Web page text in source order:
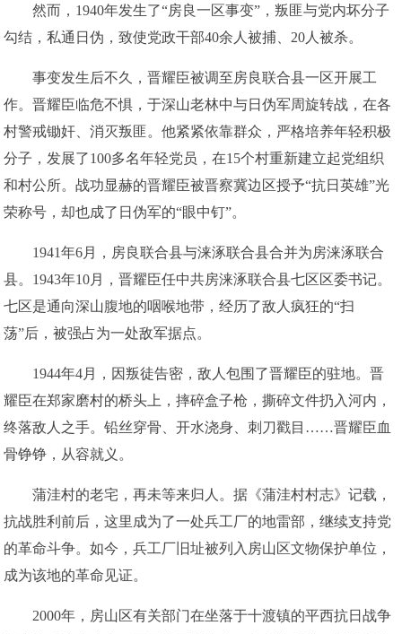
然而，1940年发生了“房良一区事变”，叛匪与党内坏分子
勾结，私通日伪，致使党政干部40余人被捕、20人被杀。
事变发生后不久，晋耀臣被调至房良联合县一区开展工
作。晋耀臣临危不惧，于深山老林中与日伪军周旋转战，在各
村警戒锄奸、消灭叛匪。他紧紧依靠群众，严格培养年轻积极
分子，发展了100多名年轻党员，在15个村重新建立起党组织
和村公所。战功显赫的晋耀臣被晋察冀边区授予“抗日英雄”光
荣称号，却也成了日伪军的“眼中钉”。
1941年6月，房良联合县与涞涿联合县合并为房涞涿联合
县。1943年10月，晋耀臣任中共房涞涿联合县七区区委书记。
七区是通向深山腹地的咽喉地带，经历了敌人疯狂的“扫
荡”后，被强占为一处敌军据点。
1944年4月，因叛徒告密，敌人包围了晋耀臣的驻地。晋
耀臣在郑家磨村的桥头上，摔碎盒子枪，撕碎文件扔入河内，
终落敌人之手。铅丝穿骨、开水浇身、刺刀戳目……晋耀臣血
骨铮铮，从容就义。
蒲洼村的老宅，再未等来归人。据《蒲洼村村志》记载，
抗战胜利前后，这里成为了一处兵工厂的地雷部，继续支持党
的革命斗争。如今，兵工厂旧址被列入房山区文物保护单位，
成为该地的革命见证。
2000年，房山区有关部门在坐落于十渡镇的平西抗日战争